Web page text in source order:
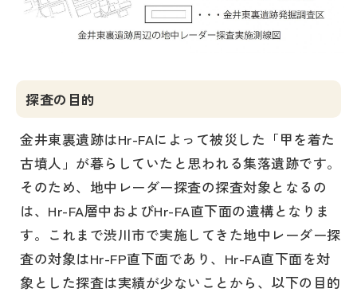
探査の目的
金井東裏遺跡はHr-FAによって被災した「甲を着た
古墳人」が暮らしていたと思われる集落遺跡です。
そのため、地中レーダー探査の探査対象となるの
は、Hr-FA層中およびHr-FA直下面の遺構となりま
す。これまで渋川市で実施してきた地中レーダー探
査の対象はHr-FP直下面であり、Hr-FA直下面を対
象とした探査は実績が少ないことから、以下の目的